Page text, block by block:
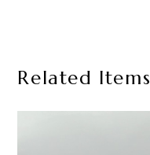
Related Items